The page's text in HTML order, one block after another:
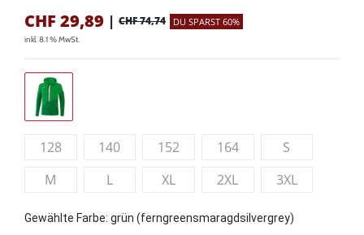
CHF 29,89 | CHF 74,74 DU SPARST 60%
inkl. 8.1 % MwSt.
128 140 152 164
S
M
L XL 2XL 3XL
Gewählte Farbe: grün (ferngreensmaragdsilvergrey)